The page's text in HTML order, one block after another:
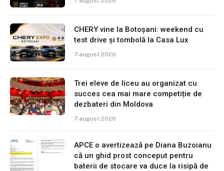
CHERY vine la Botoșani: weekend cu
test drive și tombolă la Casa Lux
7 august 2026
Trei eleve de liceu au organizat cu
succes cea mai mare competiție de
dezbateri din Moldova
7 august 2026
APCE o avertizează pe Diana Buzoianu
că un ghid prost conceput pentru
baterii de stocare va duce la risipă de